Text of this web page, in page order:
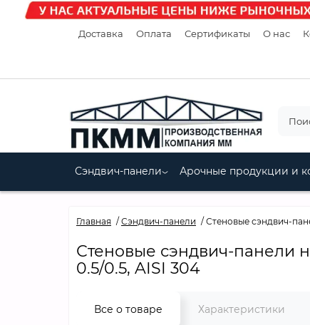
Доставка Оплата Сертификаты О нас
Сэндвич-панели Арочные продукции и
Главная Сэндвич-панели Стеновые сэндвич-
Стеновые сэндвич-панели
0.5/0.5, AISI 304
Все о товаре Характеристики